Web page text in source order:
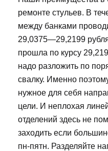
ремонте стульев. В
между банками
29,0375—29,2199
прошла по курсу
надо разложить по
свалку. Именно
нужное для себя
цели. И неплохая
отделений здесь не
заходить если
пн-пятн. Разделяйте